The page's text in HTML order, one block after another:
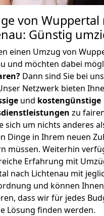
von Wuppertal
Günstig
einen Umzug von
und möchten dabei
Dann sind Sie bei
Netzwerk bieten
und kostengünstige
zu
sich um nichts anderes
Dinge in Ihrem neuen
müssen. Weiterhin
Erfahrung mit
nach Lichtenau mit
und können
dass wir für jedes
Lösung finden werden.